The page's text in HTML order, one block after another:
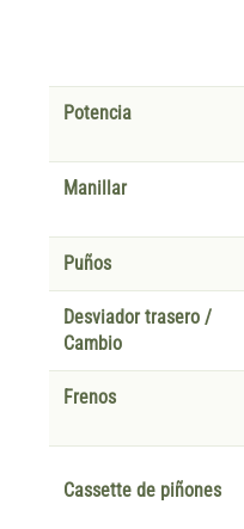
Potencia
Manillar
Puños
Desviador trasero /
Cambio
Frenos
Cassette de piñones